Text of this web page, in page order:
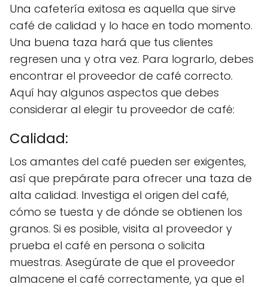
Una cafetería exitosa es aquella que sirve
café de calidad y lo hace en todo momento.
Una buena taza hará que tus clientes
regresen una y otra vez. Para lograrlo, debes
encontrar el proveedor de café correcto.
Aquí hay algunos aspectos que debes
considerar al elegir tu proveedor de café:
Calidad:
Los amantes del café pueden ser exigentes,
así que prepárate para ofrecer una taza de
alta calidad. Investiga el origen del café,
cómo se tuesta y de dónde se obtienen los
granos. Si es posible, visita al proveedor y
prueba el café en persona o solicita
muestras. Asegúrate de que el proveedor
almacene el café correctamente, ya que el